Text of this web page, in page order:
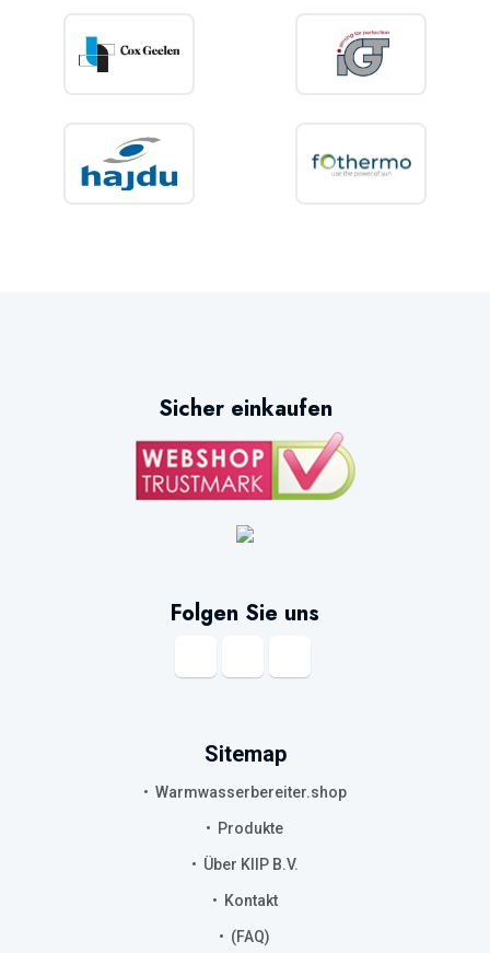
Sicher einkaufen
Folgen Sie uns
Sitemap
Warmwasserbereiter.shop
Produkte
Über KIIP B.V.
Kontakt
(FAQ)